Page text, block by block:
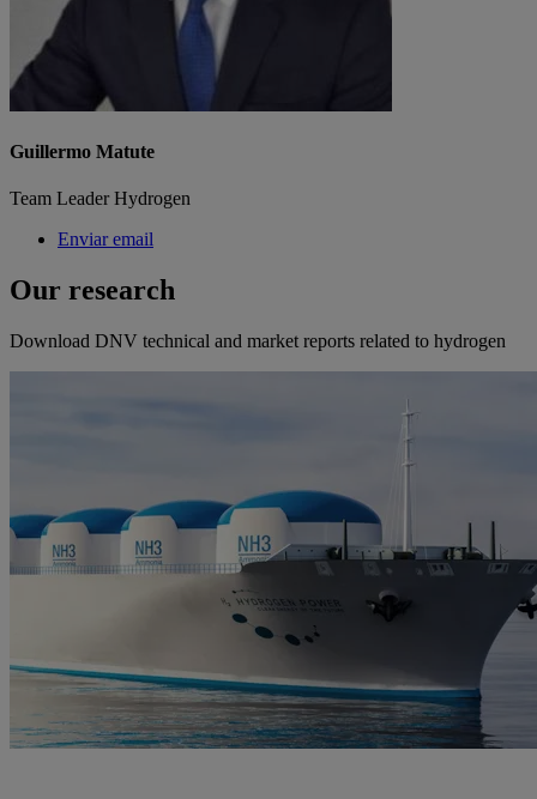
Guillermo Matute
Team Leader Hydrogen
Enviar email
Our research
Download DNV technical and market reports related to hydrogen